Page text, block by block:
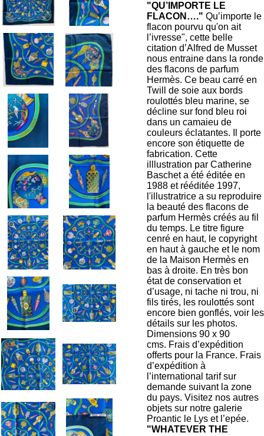
"QU’IMPORTE LE
FLACON…." Qu’importe le
flacon pourvu qu'on ait
l’ivresse", cette belle
citation d’Alfred de Musset
nous entraine dans la ronde
des flacons de parfum
Hermès. Ce beau carré en
Twill de soie aux bords
roulottés bleu marine, se
décline sur fond bleu roi
dans un camaieu de
couleurs éclatantes. Il porte
encore son étiquette de
fabrication. Cette
illlustration par Catherine
Baschet a été éditée en
1988 et rééditée 1997,
l'illustratrice a su reproduire
la beauté des flacons de
parfum Hermès créés au fil
du temps. Le titre figure
cenré en haut, le copyright
en haut à gauche et le nom
de la Maison Hermès en
bas à droite. En très bon
état de conservation et
d’usage, ni tache ni trou, ni
fils tirés, les roulottés sont
encore bien gonflés, voir les
détails sur les photos.
Dimensions 90 x 90
cms. Frais d’expédition
offerts pour la France. Frais
d’expédition à
l’international tarif sur
demande suivant la zone
du pays. Visitez nos autres
objets sur notre galerie
Proantic le Lys et l’epée.
"WHATEVER THE